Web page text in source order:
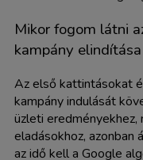
Mikor fogom látni
kampány
Az első kattintásokat
kampány indulását
üzleti
eladásokhoz, azonban
az idő kell a Google